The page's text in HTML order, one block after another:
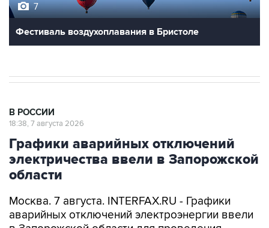
Фестиваль воздухоплавания в Бристоле
Графики аварийных отключений
электричества ввели в Запорожской
области
Москва. 7 августа. INTERFAX.RU - Графики
в Запорожской области для проведения
ремонтных работ, сообщил губернатор региона